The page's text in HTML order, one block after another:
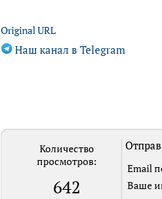
Original URL
Наш канал в Telegram
Количество
просмотров:
642
Email
Ваше